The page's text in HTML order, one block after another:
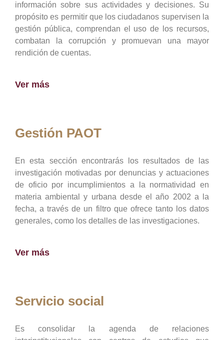
información sobre sus actividades y decisiones. Su
propósito es permitir que los ciudadanos supervisen la
gestión pública, comprendan el uso de los recursos,
combatan la corrupción y promuevan una mayor
rendición de cuentas.
Ver más
Gestión PAOT
En esta sección encontrarás los resultados de las
investigación motivadas por denuncias y actuaciones
de oficio por incumplimientos a la normatividad en
materia ambiental y urbana desde el año 2002 a la
fecha, a través de un filtro que ofrece tanto los datos
generales, como los detalles de las investigaciones.
Ver más
Servicio social
Es consolidar la agenda de relaciones